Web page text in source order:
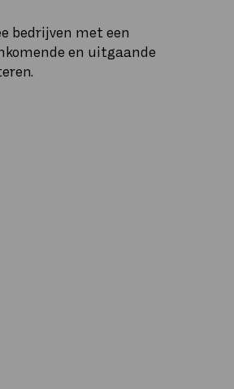
bedrijven met een
en uitgaande